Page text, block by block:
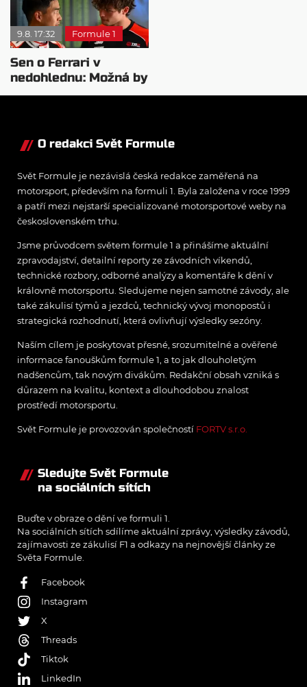
9.8. 17:32 Formule 1
Sen o Ferrari v
nedohlednu: Možná by
potřeboval plán B
O redakci Svět Formule
Svět Formule je nezávislá česká redakce zaměřená na
motorsport, především na formuli 1. Byla založena v roce 1999
a patří mezi nejstarší specializované motorsportové weby na
československém trhu.
Jsme průvodcem světem formule 1 a přinášíme aktuální
zpravodajství, detailní reporty ze závodních víkendů,
technické rozbory, odborné analýzy a komentáře k dění v
královně motorsportu. Sledujeme nejen samotné závody, ale
také zákulisí týmů a jezdců, technický vývoj monopostů i
strategická rozhodnutí, která ovlivňují výsledky sezóny.
Naším cílem je poskytovat přesné, srozumitelné a ověřené
informace fanouškům formule 1, a to jak dlouholetým
nadšencům, tak novým divákům. Redakční obsah vzniká s
důrazem na kvalitu, kontext a dlouhodobou znalost
prostředí motorsportu.
Svět Formule je provozován společností FORTV s.r.o.
Sledujte Svět Formule
na sociálních sítích
Buďte v obraze o dění ve formuli 1.
Na sociálních sítích sdílíme aktuální zprávy, výsledky závodů,
zajímavosti ze zákulisí F1 a odkazy na nejnovější články ze
Světa Formule.
Facebook
Instagram
X
Threads
Tiktok
LinkedIn